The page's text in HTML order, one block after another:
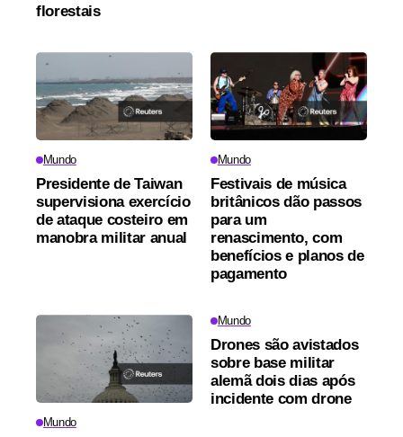
florestais
Mundo
Presidente de Taiwan
supervisiona exercício
de ataque costeiro em
manobra militar anual
Mundo
Festivais de música
britânicos dão passos
para um
renascimento, com
benefícios e planos de
pagamento
Mundo
Mundo
Drones são avistados
sobre base militar
alemã dois dias após
incidente com drone